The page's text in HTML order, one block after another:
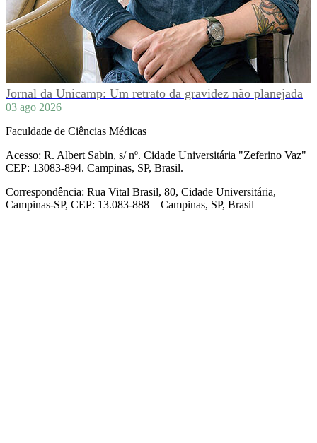
Jornal da Unicamp: Um retrato da gravidez não planejada
03 ago 2026
Faculdade de Ciências Médicas
Acesso: R. Albert Sabin, s/ nº. Cidade Universitária "Zeferino Vaz"
CEP: 13083-894. Campinas, SP, Brasil.
Correspondência: Rua Vital Brasil, 80, Cidade Universitária,
Campinas-SP, CEP: 13.083-888 – Campinas, SP, Brasil